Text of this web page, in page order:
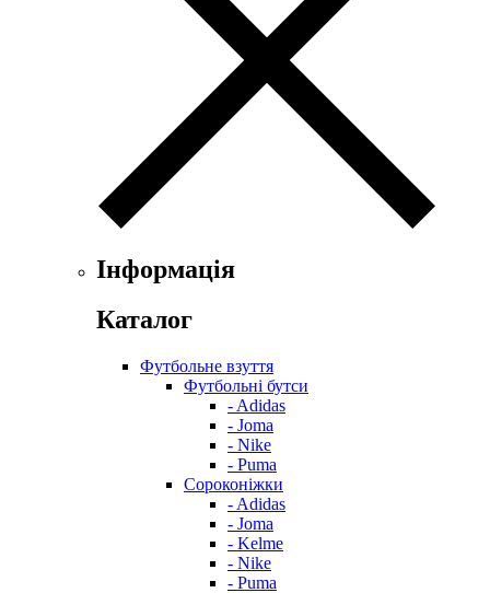
Інформація
Каталог
Футбольне взуття
Футбольні бутси
- Adidas
- Joma
- Nike
- Puma
Сороконіжки
- Adidas
- Joma
- Kelme
- Nike
- Puma